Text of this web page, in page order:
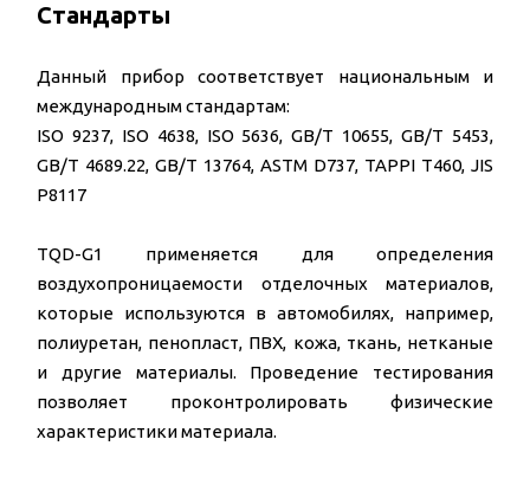
Стандарты
Данный прибор соответствует национальным и
международным стандартам:
ISO 9237, ISO 4638, ISO 5636, GB/T 10655, GB/T 5453,
GB/T 4689.22, GB/T 13764, ASTM D737, TAPPI T460, JIS
P8117
TQD-G1 применяется для определения
воздухопроницаемости отделочных материалов,
которые используются в автомобилях, например,
полиуретан, пенопласт, ПВХ, кожа, ткань, нетканые
и другие материалы. Проведение тестирования
позволяет проконтролировать физические
характеристики материала.